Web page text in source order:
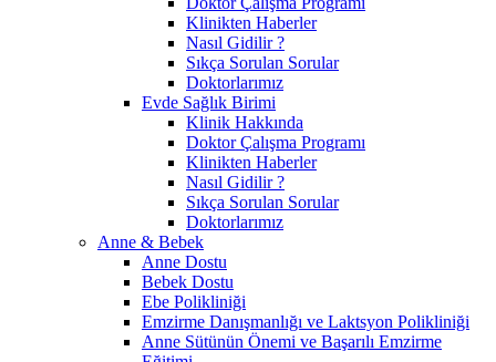
Klinikten Haberler
Nasıl Gidilir ?
Sıkça Sorulan Sorular
Doktorlarımız
Evde Sağlık Birimi
Klinik Hakkında
Doktor Çalışma Programı
Klinikten Haberler
Nasıl Gidilir ?
Sıkça Sorulan Sorular
Doktorlarımız
Anne & Bebek
Anne Dostu
Bebek Dostu
Ebe Polikliniği
Emzirme Danışmanlığı ve Laktsyon Polikliniği
Anne Sütünün Önemi ve Başarılı Emzirme